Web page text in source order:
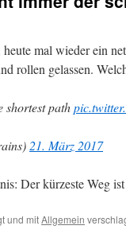
mal wieder ein
rollen gelassen.
shortest path
21. März 2017
Der kürzeste Weg
und mitAllgemein